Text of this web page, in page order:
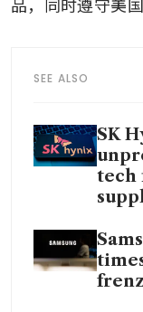
SEE ALSO
SK
tech